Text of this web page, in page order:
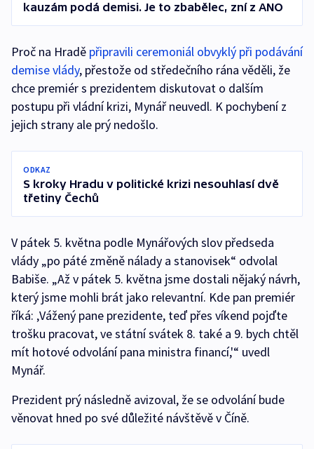
kauzám podá demisi. Je to zbabělec, zní z ANO
Proč na Hradě připravili ceremoniál obvyklý při podávání
demise vlády, přestože od středečního rána věděli, že
chce premiér s prezidentem diskutovat o dalším
postupu při vládní krizi, Mynář neuvedl. K pochybení z
jejich strany ale prý nedošlo.
ODKAZ
S kroky Hradu v politické krizi nesouhlasí dvě
třetiny Čechů
V pátek 5. května podle Mynářových slov předseda
vlády „po páté změně nálady a stanovisek“ odvolal
Babiše. „Až v pátek 5. května jsme dostali nějaký návrh,
který jsme mohli brát jako relevantní. Kde pan premiér
říká: ‚Vážený pane prezidente, teď přes víkend pojďte
trošku pracovat, ve státní svátek 8. také a 9. bych chtěl
mít hotové odvolání pana ministra financí,'“ uvedl
Mynář.
Prezident prý následně avizoval, že se odvolání bude
věnovat hned po své důležité návštěvě v Číně.